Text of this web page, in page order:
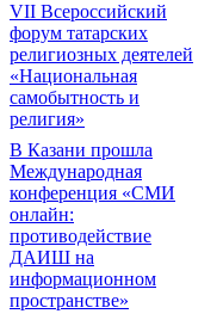
VII Всероссийский
форум татарских
религиозных деятелей
«Национальная
самобытность и
религия»
В Казани прошла
Международная
конференция «СМИ
онлайн:
противодействие
ДАИШ на
информационном
пространстве»